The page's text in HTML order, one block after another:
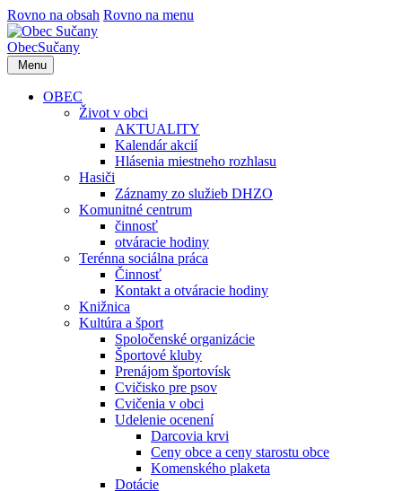
Rovno na obsah Rovno na menu
ObecSučany
Menu
OBEC
Život v obci
AKTUALITY
Kalendár akcií
Hlásenia miestneho rozhlasu
Hasiči
Záznamy zo služieb DHZO
Komunitné centrum
činnosť
otváracie hodiny
Terénna sociálna práca
Činnosť
Kontakt a otváracie hodiny
Knižnica
Kultúra a šport
Spoločenské organizácie
Športové kluby
Prenájom športovísk
Cvičisko pre psov
Cvičenia v obci
Udelenie ocenení
Darcovia krvi
Ceny obce a ceny starostu obce
Komenského plaketa
Dotácie